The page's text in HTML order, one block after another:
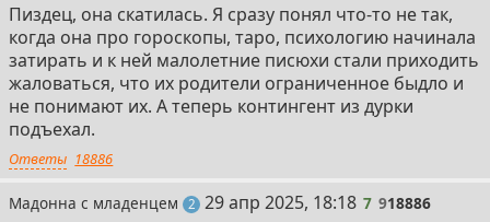
Пиздец, она скатилась. Я сразу понял что-то не так,
когда она про гороскопы, таро, психологию начинала
затирать и к ней малолетние писюхи стали приходить
жаловаться, что их родители ограниченное быдло и
не понимают их. А теперь контингент из дурки
подъехал.
Ответы 18886
Мадонна с младенцем 2поста
7
29 апр 2025, 18:18 7 918886